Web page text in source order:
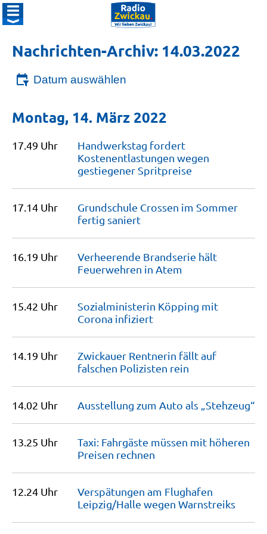
Nachrichten-Archiv: 14.03.2022
Datum auswählen
Montag, 14. März 2022
17.49 Uhr
Handwerkstag fordert
Kostenentlastungen wegen
gestiegener Spritpreise
17.14 Uhr
Grundschule Crossen im Sommer
fertig saniert
16.19 Uhr
Verheerende Brandserie hält
Feuerwehren in Atem
15.42 Uhr
Sozialministerin Köpping mit
Corona infiziert
14.19 Uhr
Zwickauer Rentnerin fällt auf
falschen Polizisten rein
14.02 Uhr Ausstellung zum Auto als „Stehzeug“
13.25 Uhr
Taxi: Fahrgäste müssen mit höheren
Preisen rechnen
12.24 Uhr
Verspätungen am Flughafen
Leipzig/Halle wegen Warnstreiks